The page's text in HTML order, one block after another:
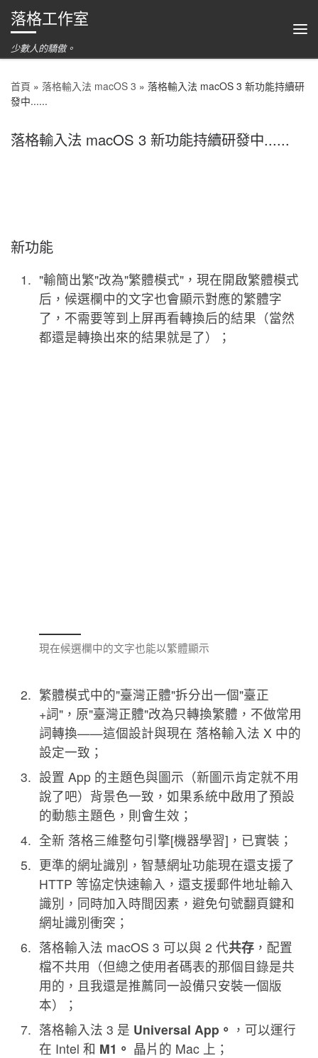
跳到內容
落格工作室
少數人的驕傲。
首頁 » 落格輸入法 macOS 3 » 落格輸入法 macOS 3 新功能持續研
發中......
落格輸入法 macOS 3 新功能持續研發中......
新功能
"輸簡出繁"改為"繁體模式"，現在開啟繁體模式
后，候選欄中的文字也會顯示對應的繁體字
了，不需要等到上屏再看轉換后的結果（當然
都還是轉換出來的結果就是了）；
現在候選欄中的文字也能以繁體顯示
繁體模式中的"臺灣正體"拆分出一個"臺正
+詞"，原"臺灣正體"改為只轉換繁體，不做常用
詞轉換——這個設計與現在 落格輸入法 X 中的
設定一致；
設置 App 的主題色與圖示（新圖示肯定就不用
說了吧）背景色一致，如果系統中啟用了預設
的動態主題色，則會生效；
全新 落格三維整句引擎[機器學習]，已實裝；
更準的網址識別，智慧網址功能現在還支援了
HTTP 等協定快速輸入，還支援郵件地址輸入
識別，同時加入時間因素，避免句號翻頁鍵和
網址識別衝突；
落格輸入法 macOS 3 可以與 2 代共存 ，配置
檔不共用（但總之使用者碼表的那個目錄是共
用的，且我還是推薦同一設備只安裝一個版
本）；
落格輸入法 3 是 Universal App。 ，可以運行
在 Intel 和 M1。 晶片的 Mac 上；